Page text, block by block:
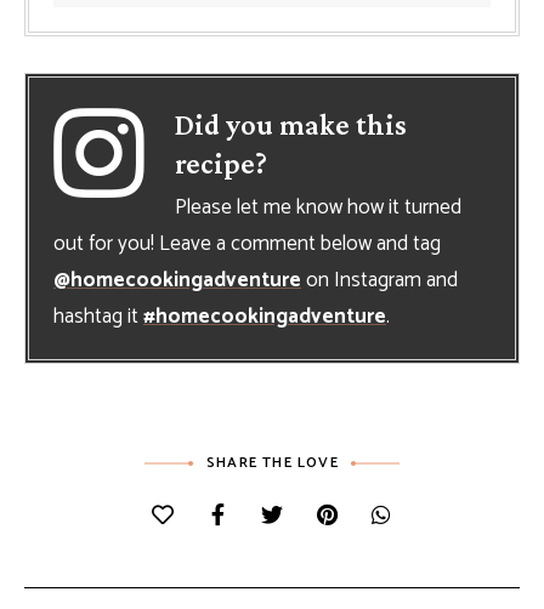
Did you make this
recipe?
Please let me know how it turned
out for you! Leave a comment below and tag
@homecookingadventureon Instagram and
hashtag it#homecookingadventure.
SHARE THE LOVE